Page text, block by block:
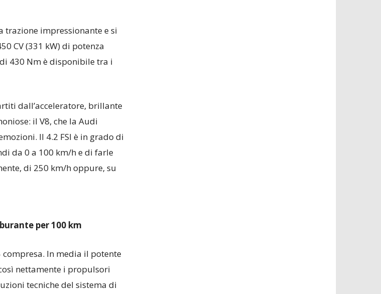
trazione impressionante e si
CV (331 kW) di potenza
430 Nm è disponibile tra i
dall’acceleratore, brillante
il V8, che la Audi
Il 4.2 FSI è in grado di
da 0 a 100 km/h e di farle
di 250 km/h oppure, su
per 100 km
compresa. In media il potente
nettamente i propulsori
tecniche del sistema di